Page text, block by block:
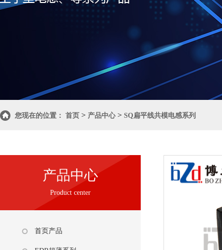
您现在的位置： 首页 > 产品中心> SQ扁平线共模电感系列
产品中心
Product center
首页产品